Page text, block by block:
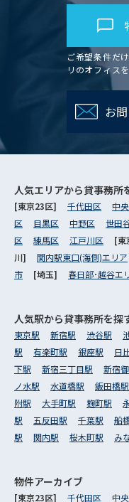
ご希望条件だ
リのオフィス
お
人気エリアから貸事務所
[東京23区] 千代田区 中
区
目黒区 中野区 世田
区
練馬区 江戸川区 [
川] 関内駅東口(海側)エリア
市
[埼玉] 春日部･越谷エ
人気駅から貸事務所を探
東京駅 新宿駅 渋谷駅
駅
有楽町駅 銀座駅 日
下駅
新宿三丁目駅 新宿
ノ水駅
水道橋駅 飯田橋駅
附駅
大手町駅 麹町駅
駅
五反田駅 千葉駅 船
駅
関内駅 桜木町駅 み
物件アーカイブ
[東京23区] 千代田区 中